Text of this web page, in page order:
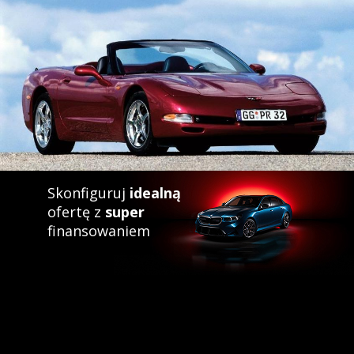
Skonfiguruj idealną
ofertę z super
finansowaniem